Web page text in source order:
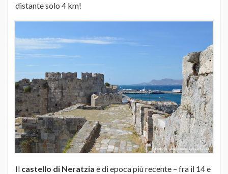
distante solo 4 km!
Il castello di Neratzia è di epoca più recente – fra il 14 e